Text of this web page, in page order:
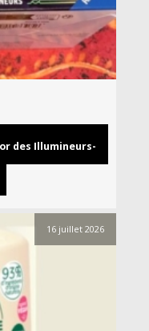
des Illumineurs-
16 juillet 2026